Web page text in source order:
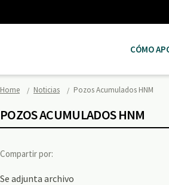
CÓMO
Home Noticias Pozos Acumulados HNM
POZOS ACUMULADOS HNM
Compartir por:
Se adjunta archivo